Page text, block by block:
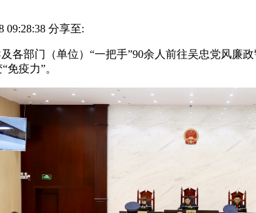
09:28:38 分享至:
部门（单位）“一把手”90余人前往吴忠党风廉
疫力”。